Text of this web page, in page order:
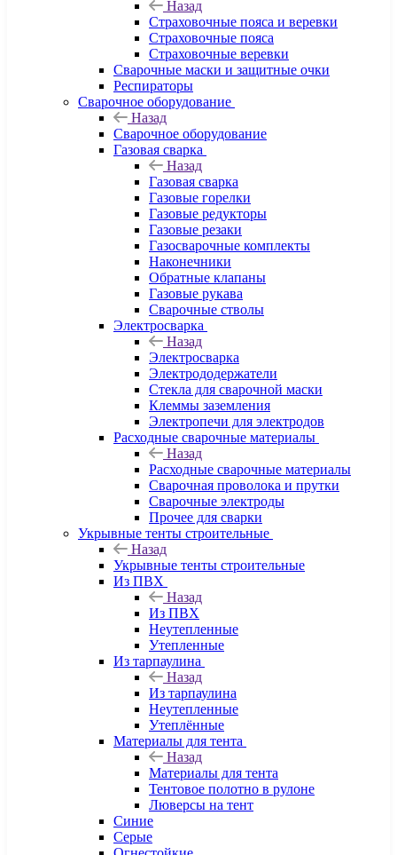
Назад
Страховочные пояса и веревки
Страховочные пояса
Страховочные веревки
Сварочные маски и защитные очки
Респираторы
Сварочное оборудование
Назад
Сварочное оборудование
Газовая сварка
Назад
Газовая сварка
Газовые горелки
Газовые редукторы
Газовые резаки
Газосварочные комплекты
Наконечники
Обратные клапаны
Газовые рукава
Сварочные стволы
Электросварка
Назад
Электросварка
Электрододержатели
Стекла для сварочной маски
Клеммы заземления
Электропечи для электродов
Расходные сварочные материалы
Назад
Расходные сварочные материалы
Сварочная проволока и прутки
Сварочные электроды
Прочее для сварки
Укрывные тенты строительные
Назад
Укрывные тенты строительные
Из ПВХ
Назад
Из ПВХ
Неутепленные
Утепленные
Из тарпаулина
Назад
Из тарпаулина
Неутепленные
Утеплённые
Материалы для тента
Назад
Материалы для тента
Тентовое полотно в рулоне
Люверсы на тент
Синие
Серые